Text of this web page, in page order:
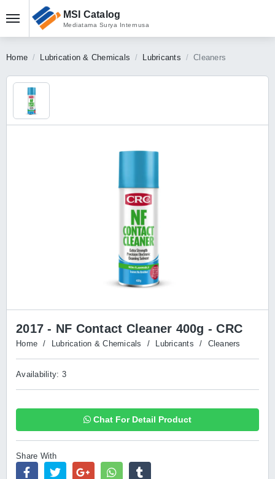
MSI Catalog
Mediatama Surya Internusa
Home Lubrication & Chemicals Lubricants Cleaners
2017 - NF Contact Cleaner 400g - CRC
Home / Lubrication & Chemicals / Lubricants / Cleaners
Availability: 3
Chat For Detail Product
Share With